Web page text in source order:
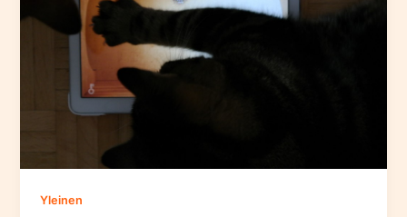
Yleinen